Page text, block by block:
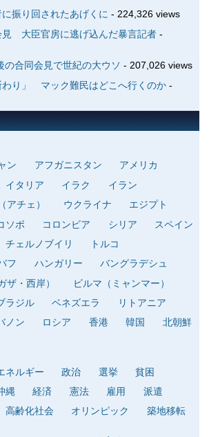
振り回されたあげくに - 224,326 views
見 大臣官房に逃げ込んだ暴言記者-
の合同会見で世紀の大ウソ - 207,026 views
わり」 マック難民はどこへ行くのか-
ン
アフガニスタン
アメリカ
イタリア イラク
イラン
アチェ）
ウクライナ
エジプト
ソボ コロンビア シリア
スペイン
チェルノブイリ
トルコ
フ
ハンガリー
バングラデシュ
ザ・西岸）
ビルマ（ミャンマー）
ラジル ベネズエラ
リトアニア
ノン ロシア 香港 韓国 北朝鮮
ネルギー 政治 選挙
貧困
縄 経済 憲法 雇用
派遣
高齢化社会 オリンピック 築地移転